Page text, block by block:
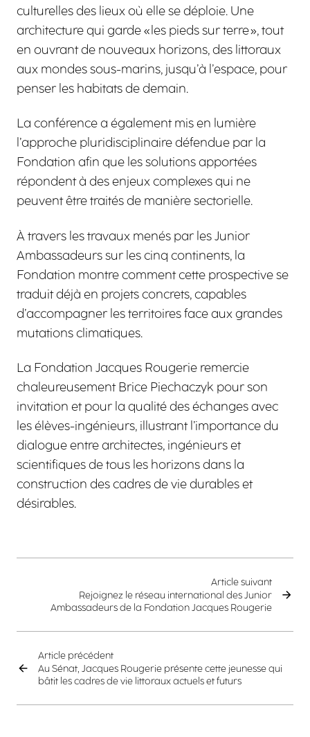
culturelles des lieux où elle se déploie. Une
architecture qui garde « les pieds sur terre », tout
en ouvrant de nouveaux horizons, des littoraux
aux mondes sous-marins, jusqu’à l’espace, pour
penser les habitats de demain.
La conférence a également mis en lumière
l’approche pluridisciplinaire défendue par la
Fondation afin que les solutions apportées
répondent à des enjeux complexes qui ne
peuvent être traités de manière sectorielle.
À travers les travaux menés par les Junior
Ambassadeurs sur les cinq continents, la
Fondation montre comment cette prospective se
traduit déjà en projets concrets, capables
d’accompagner les territoires face aux grandes
mutations climatiques.
La Fondation Jacques Rougerie remercie
chaleureusement Brice Piechaczyk pour son
invitation et pour la qualité des échanges avec
les élèves-ingénieurs, illustrant l’importance du
dialogue entre architectes, ingénieurs et
scientifiques de tous les horizons dans la
construction des cadres de vie durables et
désirables.
Article précédent
Au Sénat, Jacques Rougerie présente cette jeunesse qui
bâtit les cadres de vie littoraux actuels et futurs
Article suivant
Rejoignez le réseau international des Junior
Ambassadeurs de la Fondation Jacques Rougerie